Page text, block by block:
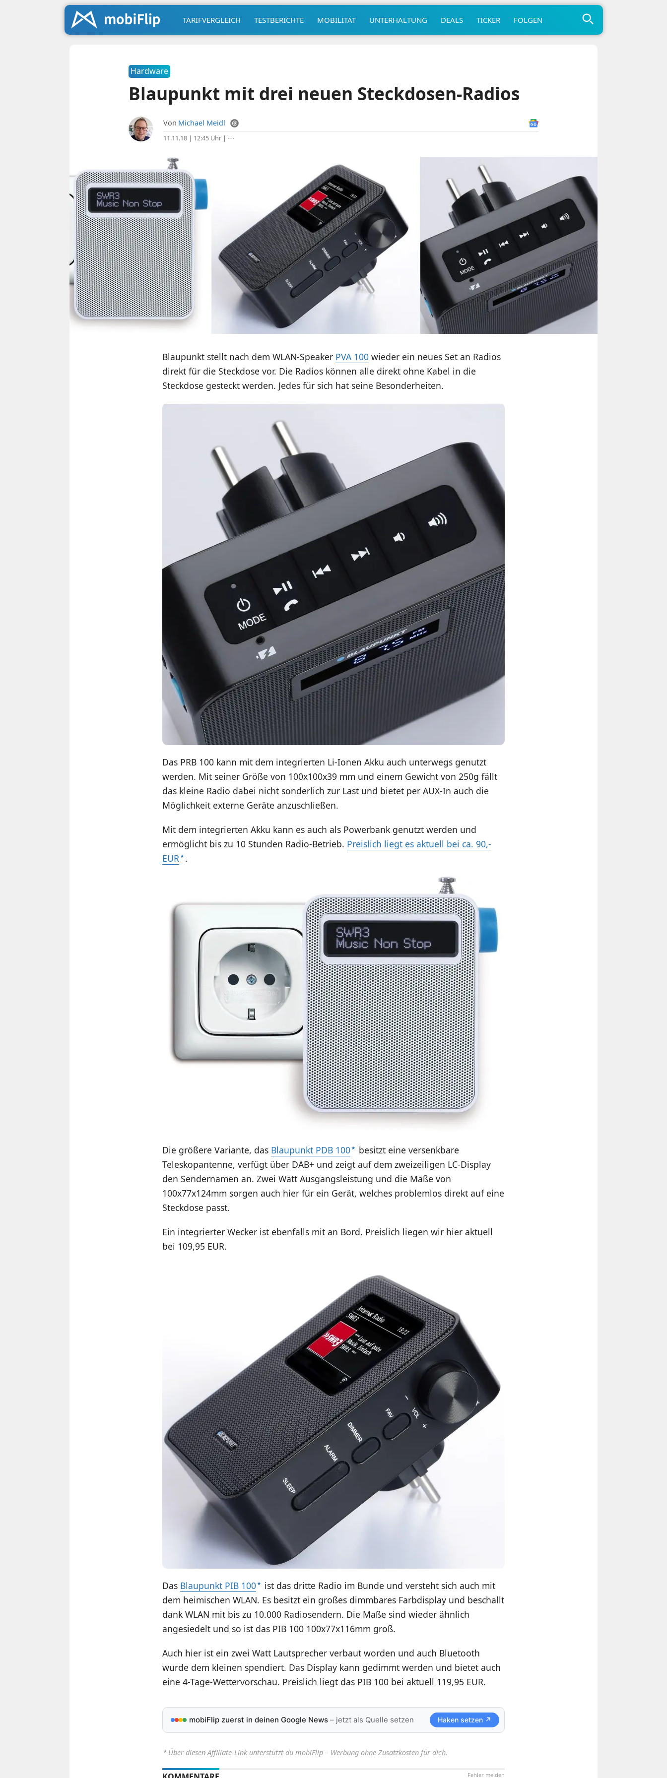
TARIFVERGLEICH TESTBERICHTE MOBILITÄT UNTERHALTUNG DEALS TICKER FOLGEN
Hardware
Blaupunkt mit drei neuen Steckdosen-Radios
Von Michael Meidl
11.11.18 | 12:45 Uhr| ⋯
Blaupunkt stellt nach dem WLAN-Speaker PVA 100wieder ein neues Set an Radios
direkt für die Steckdose vor. Die Radios können alle direkt ohne Kabel in die
Steckdose gesteckt werden. Jedes für sich hat seine Besonderheiten.
Das PRB 100 kann mit dem integrierten Li-Ionen Akku auch unterwegs genutzt
werden. Mit seiner Größe von 100x100x39 mm und einem Gewicht von 250g fällt
das kleine Radio dabei nicht sonderlich zur Last und bietet per AUX-In auch die
Möglichkeit externe Geräte anzuschließen.
Mit dem integrierten Akku kann es auch als Powerbank genutzt werden und
ermöglicht bis zu 10 Stunden Radio-Betrieb. Preislich liegt es aktuell bei ca. 90,-
EUR .
Die größere Variante, das Blaupunkt PDB 100
besitzt eine versenkbare
Teleskopantenne, verfügt über DAB+ und zeigt auf dem zweizeiligen LC-Display
den Sendernamen an. Zwei Watt Ausgangsleistung und die Maße von
100x77x124mm sorgen auch hier für ein Gerät, welches problemlos direkt auf eine
Steckdose passt.
Ein integrierter Wecker ist ebenfalls mit an Bord. Preislich liegen wir hier aktuell
bei 109,95 EUR.
Das Blaupunkt PIB 100
ist das dritte Radio im Bunde und versteht sich auch mit
dem heimischen WLAN. Es besitzt ein großes dimmbares Farbdisplay und beschallt
dank WLAN mit bis zu 10.000 Radiosendern. Die Maße sind wieder ähnlich
angesiedelt und so ist das PIB 100 100x77x116mm groß.
Auch hier ist ein zwei Watt Lautsprecher verbaut worden und auch Bluetooth
wurde dem kleinen spendiert. Das Display kann gedimmt werden und bietet auch
eine 4-Tage-Wettervorschau. Preislich liegt das PIB 100 bei aktuell 119,95 EUR.
mobiFlip zuerst in deinen Google News– jetzt als Quelle setzen Haken setzen ↗
⋆ Über diesen Affiliate-Link unterstützt du mobiFlip – Werbung ohne Zusatzkosten für dich.
Fehler melden